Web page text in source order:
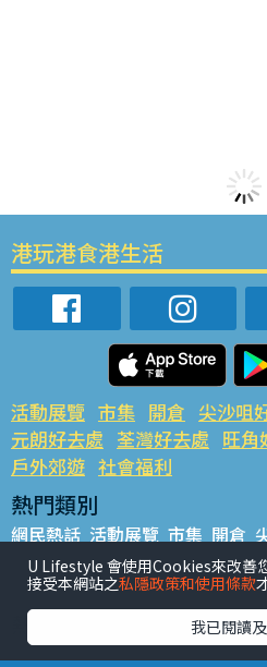
港玩港食港生活
活動展覽 市集 開倉 尖沙咀
元朗好去處 荃灣好去處 旺角
戶外郊遊 社會福利
熱門類別
網民熱話 活動展覽 市集 開倉
銅鑼灣好去處 元朗好去處 荃灣
餐廳情報 戶外郊遊
熱門標籤
#UGO搵好去處 #人氣活動推介
U Lifestyle 會使用Cookies來改善
接受本網站之私隱政策和使用條款
我已閱讀